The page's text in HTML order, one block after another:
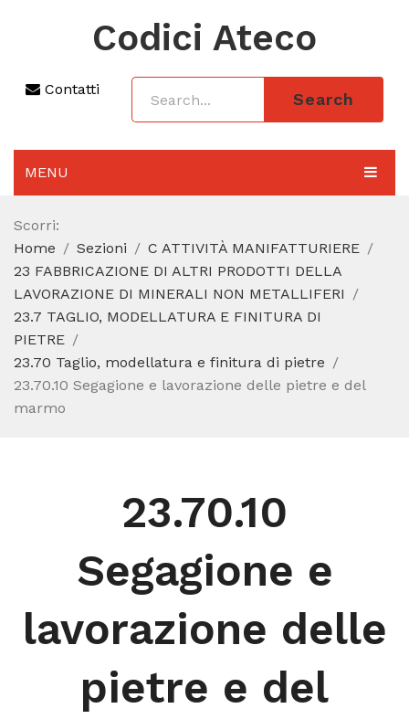
Codici Ateco
Contatti
Search
MENU
AGGIORNAMENTO 2025
SEZIONI
CODICE ATECO A COSA SERVE
REGIME FORFETTARIO
CODICE FISCALE
Scorri:
Home
Sezioni
C ATTIVITÀ MANIFATTURIERE
23 FABBRICAZIONE DI ALTRI PRODOTTI DELLA
LAVORAZIONE DI MINERALI NON METALLIFERI
23.7 TAGLIO, MODELLATURA E FINITURA DI
PIETRE
23.70 Taglio, modellatura e finitura di pietre
23.70.10 Segagione e lavorazione delle pietre e del
marmo
23.70.10
Segagione e
lavorazione delle
pietre e del